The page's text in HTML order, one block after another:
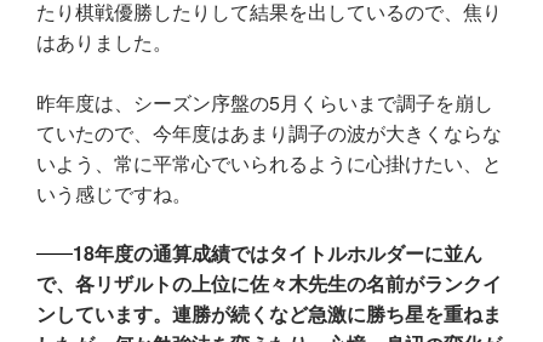
たり棋戦優勝したりして結果を出しているので、焦り
はありました。
昨年度は、シーズン序盤の5月くらいまで調子を崩し
ていたので、今年度はあまり調子の波が大きくならな
いよう、常に平常心でいられるように心掛けたい、と
いう感じですね。
18年度の通算成績ではタイトルホルダーに並ん
で、各リザルトの上位に佐々木先生の名前がランクイ
ンしています。連勝が続くなど急激に勝ち星を重ねま